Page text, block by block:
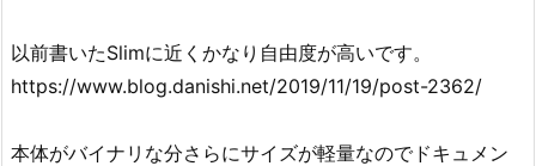
以前書いたSlimに近くかなり自由度が高いです。
https://www.blog.danishi.net/2019/11/19/post-2362/
本体がバイナリな分さらにサイズが軽量なのでドキュメン